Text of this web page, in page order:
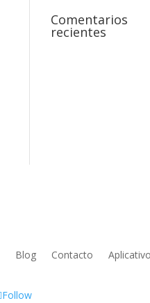
Comentarios
recientes
Blog Contacto
Follow